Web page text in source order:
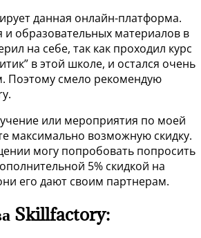
данная онлайн-платформа.
и образовательных материалов в
на себе, так как проходил курс
в этой школе, и остался очень
Поэтому смело рекомендую
или мероприятия по моей
максимально возможную скидку.
могу попробовать попросить
5% скидкой на
его дают своим партнерам.
Skillfactory: